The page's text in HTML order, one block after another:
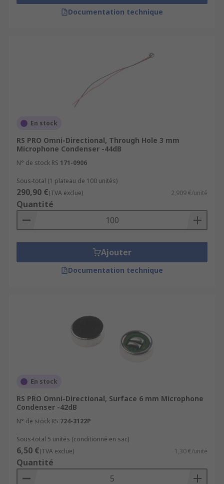
Documentation technique
En stock
RS PRO Omni-Directional, Through Hole 3 mm
Microphone Condenser -44dB
N° de stock RS 171-0906
Sous-total (1 plateau de 100 unités)
290,90 €(TVA exclue) 2,909 €/unité
Quantité
Ajouter
Documentation technique
En stock
RS PRO Omni-Directional, Surface 6 mm Microphone
Condenser -42dB
N° de stock RS 724-3122P
Sous-total 5 unités (conditionné en sac)
6,50 €(TVA exclue) 1,30 €/unité
Quantité